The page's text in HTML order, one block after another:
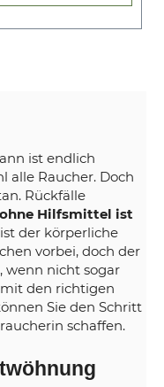
ist endlich
alle Raucher. Doch
Rückfälle
ohne Hilfsmittel ist
der körperliche
vorbei, doch der
wenn nicht sogar
den richtigen
Sie den Schritt
schaffen.